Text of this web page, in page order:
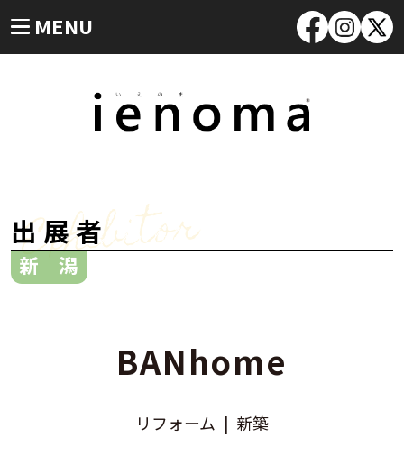
MENU
出展者
Exhibitor
新 潟
BANhome
リフォーム 新築